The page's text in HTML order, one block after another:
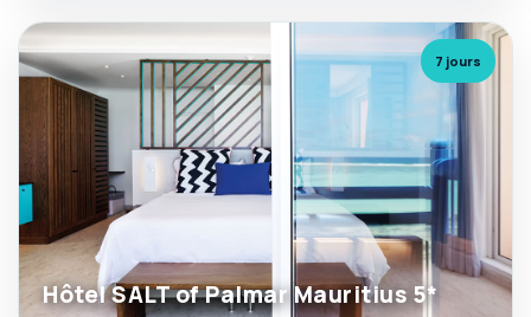
7 jours
Hôtel SALT of Palmar Mauritius 5*